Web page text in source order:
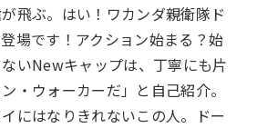
飛ぶ。はい！ワカンダ親衛隊ド
場です！アクション始まる？始
いNewキャップは、丁寧にも片
・ウォーカーだ」と自己紹介。
にはなりきれないこの人。ドー